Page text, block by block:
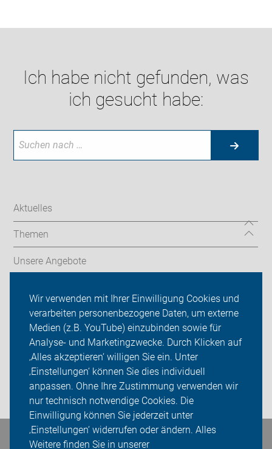
Wir verwenden mit Ihrer Einwilligung Cookies und
verarbeiten personenbezogene Daten, um externe
Medien (z.B. YouTube) einzubinden sowie für
Analyse- und Marketingzwecke. Durch Klicken auf
‚Alles akzeptieren‘ willigen Sie ein. Unter
‚Einstellungen‘ können Sie dies individuell
anpassen. Ohne Ihre Zustimmung verwenden wir
nur technisch notwendige Cookies. Die
Einwilligung können Sie jederzeit unter
‚Einstellungen‘ widerrufen oder ändern. Alles
Weitere finden Sie in unserer
Ich habe nicht gefunden, was
ich gesucht habe:
Aktuelles
Themen
Unsere Angebote
Termine & Touren
Sei dabei
Presse
Login
Bleiben Sie in Kontakt